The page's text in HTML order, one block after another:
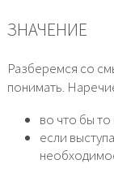
ЗНАЧЕНИЕ
Разберемся со
понимать.
во что бы то
если